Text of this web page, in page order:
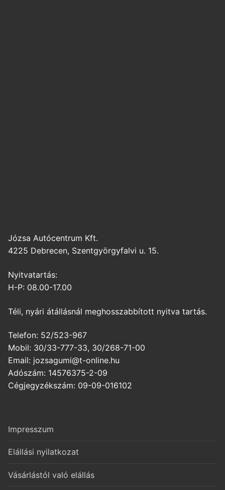
Józsa Autócentrum Kft.
4225 Debrecen, Szentgyörgyfalvi u. 15.
Nyitvatartás:
H-P: 08.00-17.00
Téli, nyári átállásnál meghosszabbított nyitva tartás.
Telefon: 52/523-967
Mobil: 30/33-777-33, 30/268-71-00
Email: jozsagumi@t-online.hu
Adószám: 14576375-2-09
Cégjegyzékszám: 09-09-016102
Impresszum
Elállási nyilatkozat
Vásárlástól való elállás